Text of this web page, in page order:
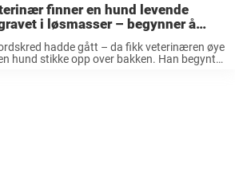
finner en hund levende
i løsmasser – begynner å
og innser at hun ikke er alene
hadde gått – da fikk veterinæren øye
hund stikke opp over bakken. Han begynte